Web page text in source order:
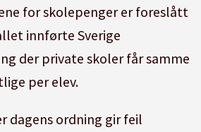
for skolepenger er foreslått
innførte Sverige
der private skoler får samme
per elev.
dagens ordning gir feil